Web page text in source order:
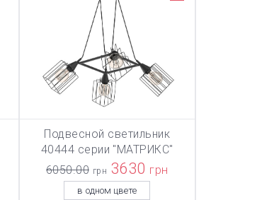
ДОБАВЛЕН В КОРЗИНУ
ТОВАР ДОБАВЛЕН В КОРЗИНУ
В КОРЗИНУ
Подвесной светильник
40444 серии "МАТРИКС"
6050.00 грн 3630 грн
в одном цвете